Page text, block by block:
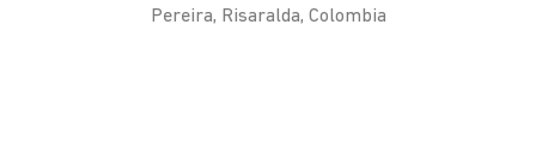
Pereira, Risaralda, Colombia